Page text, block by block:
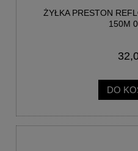
ŻYŁKA PRESTON
150M
DO